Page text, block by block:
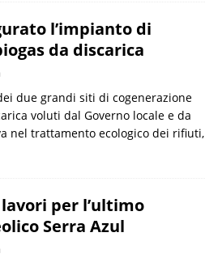
l’impianto di
da discarica
due grandi siti di cogenerazione
voluti dal Governo locale e da
nel trattamento ecologico dei rifiuti,
lavori per l’ultimo
Serra Azul